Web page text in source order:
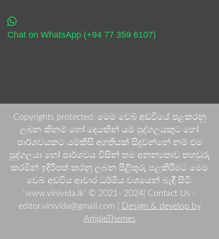
Chat on WhatsApp (+94 77 359 6107)
Copyrights protected: මෙම වෙබ් අඩවියේ පළකරනු
ලබන කිනම් හෝ දෙයකින් යම් පුද්ගලයකුට හෝ
පාර්ශවයකට යම්කිසි අගතියක් සිදුවන්නේ නම් එම
පුද්ගලයා හෝ පාර්ශවය විසින් තම අනන්‍යතාව තහවුරු
කරමින් ඉදිරිපත් කරනු ලබන පිළිතුරු පළකිරීමට මෙම
වෙබ් අඩවිය ආචාර ධර්මීය වශයෙන් බැඳී සිටී.
'www.vinivida.lk' © 2021- 2024| Contact Us -
editor.vinivida@gmail.com |
Design & develop by
AmpleThemes